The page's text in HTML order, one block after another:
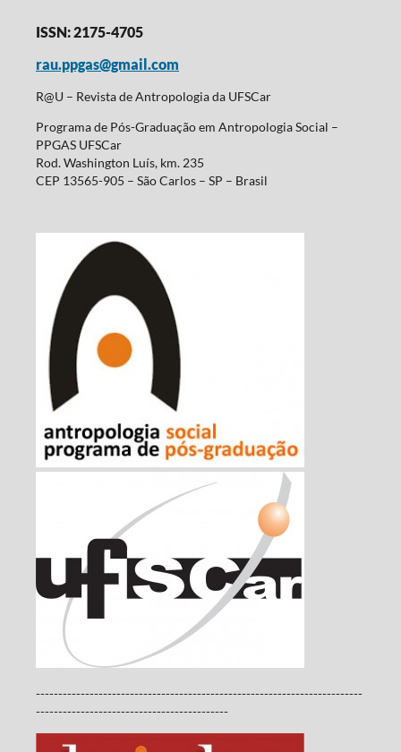
ISSN: 2175-4705
rau.ppgas@gmail.com
R@U – Revista de Antropologia da UFSCar
Programa de Pós-Graduação em Antropologia Social –
PPGAS UFSCar
Rod. Washington Luís, km. 235
CEP 13565-905 – São Carlos – SP – Brasil
-------------------------------------------------------------------------
-------------------------------------------